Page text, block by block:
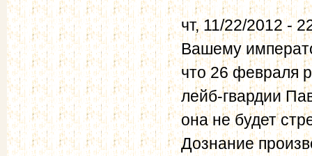
чт, 11/22/2012 -
Вашему
что 26 февраля
лейб-гвардии
она не будет
Дознание